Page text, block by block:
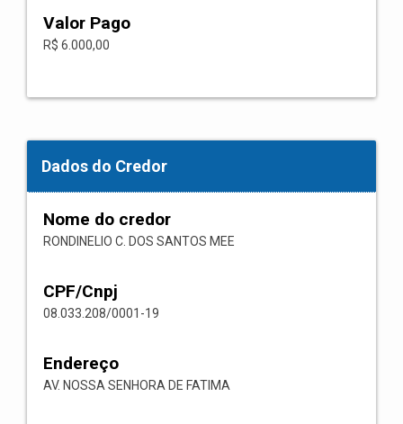
Valor Pago
R$ 6.000,00
Dados do Credor
Nome do credor
RONDINELIO C. DOS SANTOS MEE
CPF/Cnpj
08.033.208/0001-19
Endereço
AV. NOSSA SENHORA DE FATIMA